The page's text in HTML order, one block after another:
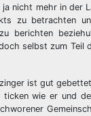
nicht mehr in der
zu betrachten
berichten
selbst zum Teil
ist gut
wie er und